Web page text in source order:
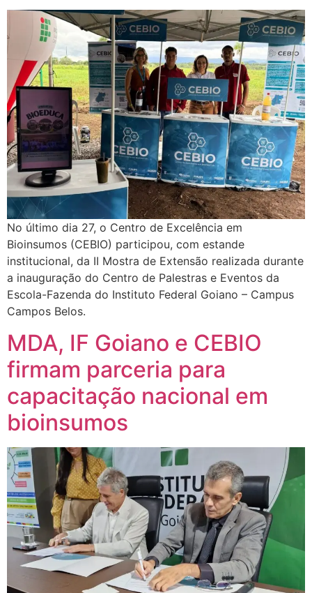
No último dia 27, o Centro de Excelência em
Bioinsumos (CEBIO) participou, com estande
institucional, da II Mostra de Extensão realizada durante
a inauguração do Centro de Palestras e Eventos da
Escola-Fazenda do Instituto Federal Goiano – Campus
Campos Belos.
MDA, IF Goiano e CEBIO
firmam parceria para
capacitação nacional em
bioinsumos